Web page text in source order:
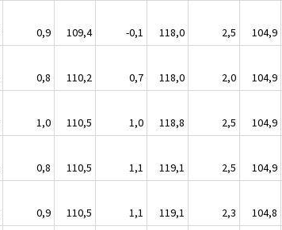
0,9 109,4 -0,1 118,0 2,5 104,9
0,8 110,2 0,7 118,0 2,0 104,9
1,0 110,5 1,0 118,8 2,5 104,9
0,8 110,5 1,1 119,1 2,5 104,9
0,9 110,5 1,1 119,1 2,3 104,8